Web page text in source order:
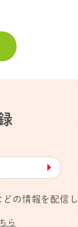
▶︎
の情報を配信
ら